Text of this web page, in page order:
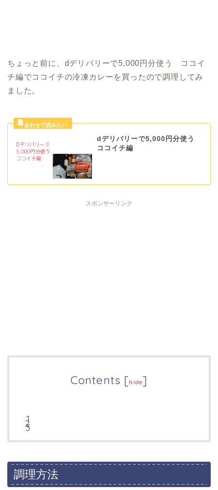
ちょっと前に、dデリバリーで5,000円分使う ココイ
チ編でココイチの冷凍カレーを買ったので調理してみ
ました。
dデリバリーで5,000円分使う
ココイチ編
スポンサーリンク
Contents [hide]
調理方法